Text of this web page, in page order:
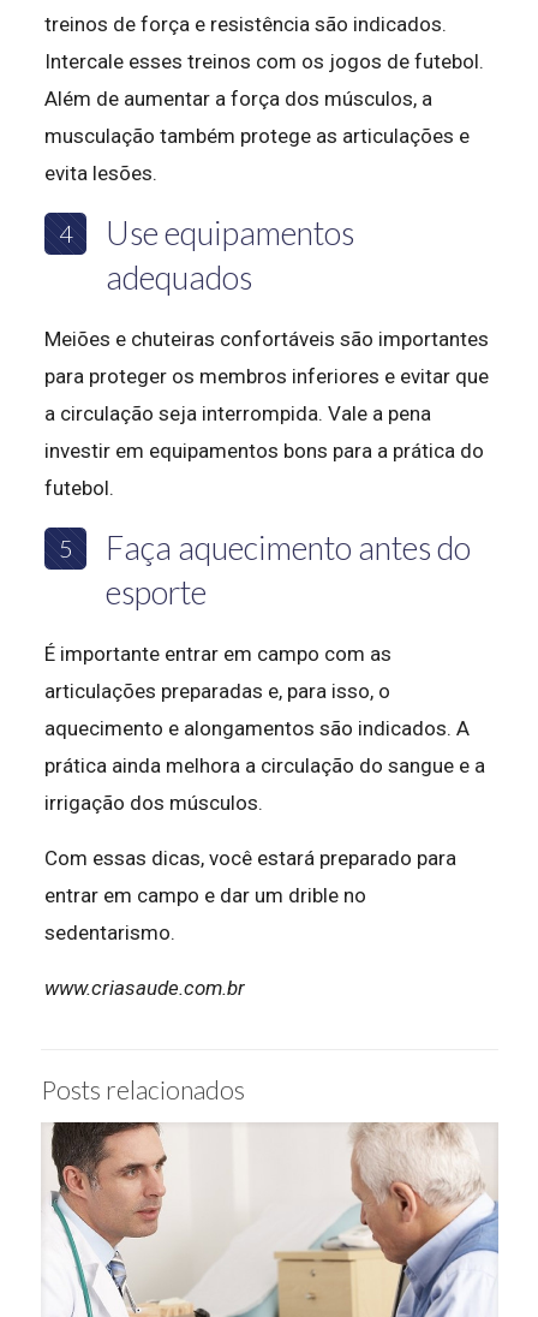
treinos de força e resistência são indicados.
Intercale esses treinos com os jogos de futebol.
Além de aumentar a força dos músculos, a
musculação também protege as articulações e
evita lesões.
4
Use equipamentos
adequados
Meiões e chuteiras confortáveis são importantes
para proteger os membros inferiores e evitar que
a circulação seja interrompida. Vale a pena
investir em equipamentos bons para a prática do
futebol.
5
Faça aquecimento antes do
esporte
É importante entrar em campo com as
articulações preparadas e, para isso, o
aquecimento e alongamentos são indicados. A
prática ainda melhora a circulação do sangue e a
irrigação dos músculos.
Com essas dicas, você estará preparado para
entrar em campo e dar um drible no
sedentarismo.
www.criasaude.com.br
Posts relacionados